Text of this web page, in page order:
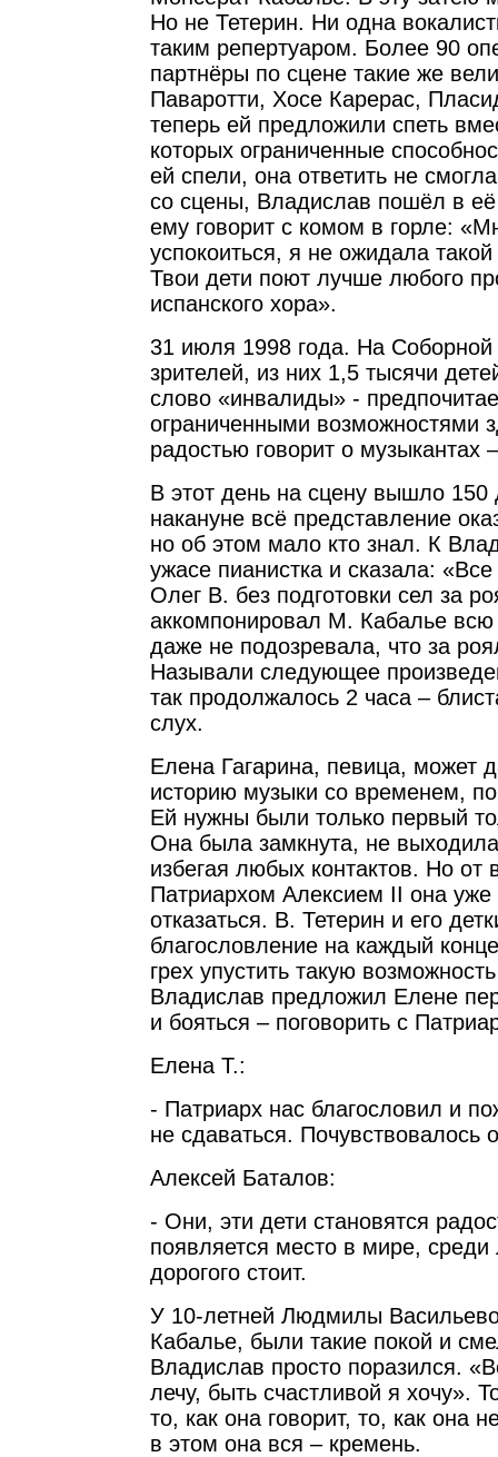
Но не Тетерин. Ни одна
таким репертуаром. Более 90
партнёры по сцене такие же
Паваротти, Хосе Карерас,
теперь ей предложили спеть
которых ограниченные
ей спели, она ответить не
со сцены, Владислав пошёл в её
ему говорит с комом в горле:
успокоиться, я не ожидала
Твои дети поют лучше любого
испанского хора».
31 июля 1998 года. На
зрителей, из них 1,5 тысячи
слово «инвалиды» -
ограниченными возможностями
радостью говорит о музыкантах
В этот день на сцену вышло 150
накануне всё представление
но об этом мало кто знал. К
ужасе пианистка и сказала:
Олег В. без подготовки сел за
аккомпонировал М. Кабалье
даже не подозревала, что за
Называли следующее
так продолжалось 2 часа –
слух.
Елена Гагарина, певица, может
историю музыки со временем,
Ей нужны были только первый
Она была замкнута, не
избегая любых контактов. Но от
Патриархом Алексием II она уже
отказаться. В. Тетерин и его
благословление на каждый
грех упустить такую
Владислав предложил Елене
и бояться – поговорить с
Елена Т.:
- Патриарх нас благословил и
не сдаваться. Почувствовалось
Алексей Баталов:
- Они, эти дети становятся
появляется место в мире,
дорогого стоит.
У 10-летней Людмилы
Кабалье, были такие покой и
Владислав просто поразился.
лечу, быть счастливой я хочу».
то, как она говорит, то, как она
в этом она вся – кремень.